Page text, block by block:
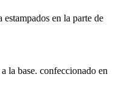
en la parte de
la base. confeccionado en